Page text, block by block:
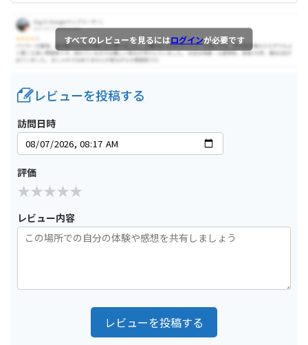
すべてのレビューを見るにはログインが必要です
レビューを投稿する
訪問日時
評価
レビュー内容
レビューを投稿する